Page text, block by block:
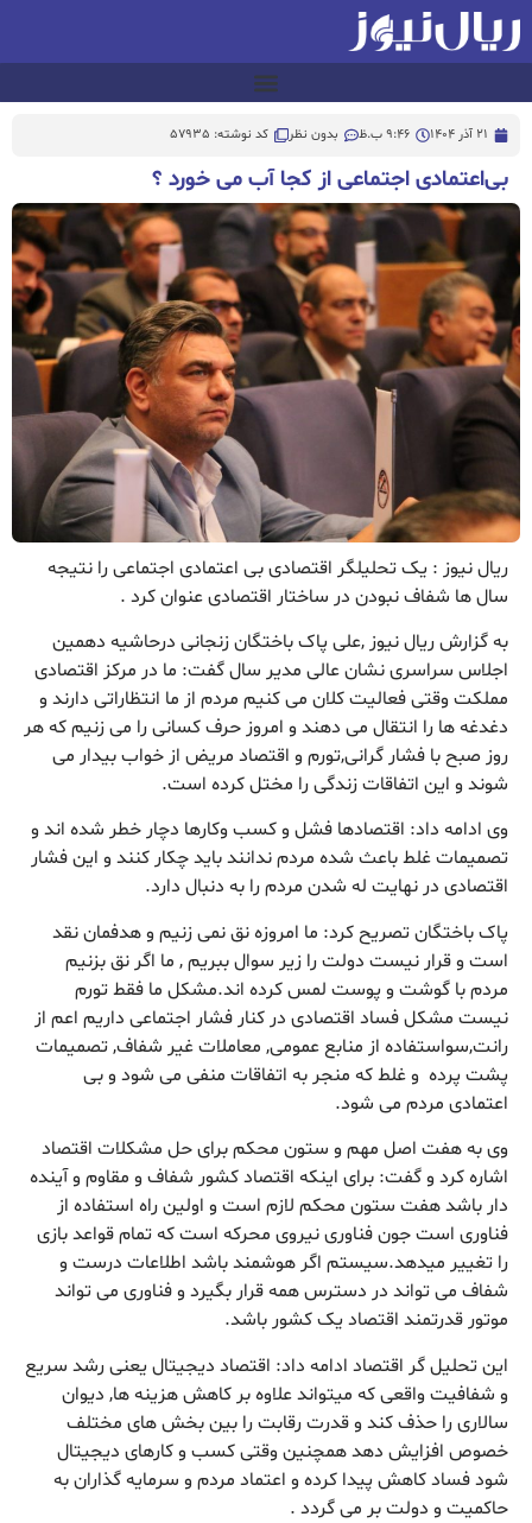
21 آذر 1404 9:46 ب.ظ بدون نظر کد نوشته: 57935
بی‌اعتمادی اجتماعی از کجا آب می خورد ؟
ریال نیوز : یک تحلیلگر اقتصادی بی اعتمادی اجتماعی را نتیجه
سال ها شفاف نبودن در ساختار اقتصادی عنوان کرد .
به گزارش ریال نیوز ,علی پاک باختگان زنجانی درحاشیه دهمین
اجلاس سراسری نشان عالی مدیر سال گفت: ما در مرکز اقتصادی
مملکت وقتی فعالیت کلان می کنیم مردم از ما انتظاراتی دارند و
دغدغه ها را انتقال می دهند و امروز حرف کسانی را می زنیم که هر
روز صبح با فشار گرانی,تورم و اقتصاد مریض از خواب بیدار می
شوند و این اتفاقات زندگی را مختل کرده است.
وی ادامه داد: اقتصادها فشل و کسب وکارها دچار خطر شده اند و
تصمیمات غلط باعث شده مردم ندانند باید چکار کنند و این فشار
اقتصادی در نهایت له شدن مردم را به دنبال دارد.
پاک باختگان تصریح کرد: ما امروزه نق نمی زنیم و هدفمان نقد
است و قرار نیست دولت را زیر سوال ببریم , ما اگر نق بزنیم
مردم با گوشت و پوست لمس کرده اند.مشکل ما فقط تورم
نیست مشکل فساد اقتصادی در کنار فشار اجتماعی داریم اعم از
رانت,سواستفاده از منابع عمومی, معاملات غیر شفاف, تصمیمات
پشت پرده و غلط که منجر به اتفاقات منفی می شود و بی
اعتمادی مردم می شود.
وی به هفت اصل مهم و ستون محکم برای حل مشکلات اقتصاد
اشاره کرد و گفت: برای اینکه اقتصاد کشور شفاف و مقاوم و آینده
دار باشد هفت ستون محکم لازم است و اولین راه استفاده از
فناوری است جون فناوری نیروی محرکه است که تمام قواعد بازی
را تغییر میدهد.سیستم اگر هوشمند باشد اطلاعات درست و
شفاف می تواند در دسترس همه قرار بگیرد و فناوری می تواند
موتور قدرتمند اقتصاد یک کشور باشد.
این تحلیل گر اقتصاد ادامه داد: اقتصاد دیجیتال یعنی رشد سریع
و شفافیت واقعی که میتواند علاوه بر کاهش هزینه ها, دیوان
سالاری را حذف کند و قدرت رقابت را بین بخش های مختلف
خصوص افزایش دهد همچنین وقتی کسب و کارهای دیجیتال
شود فساد کاهش پیدا کرده و اعتماد مردم و سرمایه گذاران به
حاکمیت و دولت بر می گردد .